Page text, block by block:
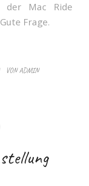
der Mac Ride
Frage.
VONADMIN